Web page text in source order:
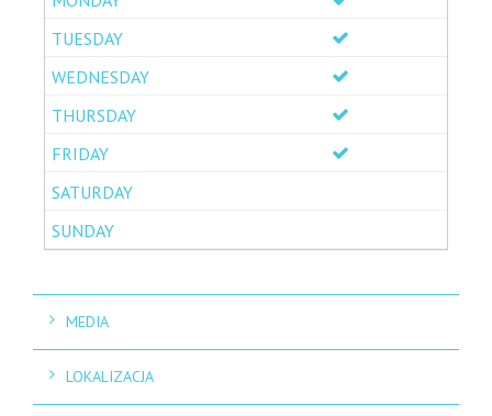
MEDIA
LOKALIZACJA